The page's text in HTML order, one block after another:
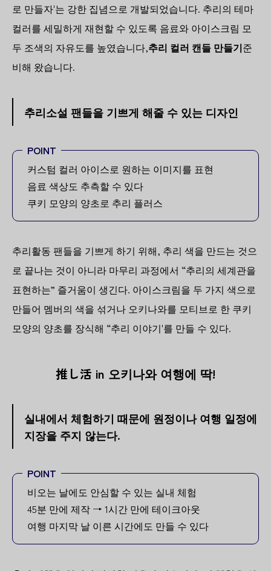
로 만들자'는 강한 집념으로 개발되었습니다. 추리의 테마
컬러를 세밀하게 재현할 수 있도록 음료와 아이스크림 모
두 조색의 자유도를 높였습니다,추리 컬러 캔들 만들기준
비해 왔습니다.
추리소설 팬들을 기쁘게 해줄 수 있는 디자인
POINT
커스텀 컬러 아이스로 원하는 이미지를 표현
음료 색상도 추측할 수 있다
쿠키 모양의 양초로 추리 플러스
추리활동 팬들을 기쁘게 하기 위해, 추리 색을 만드는 것으
로 끝나는 것이 아니라 마무리 과정에서 “추리의 세계관을
표현하는” 즐거움이 생긴다. 아이스크림을 두 가지 색으로
만들어 멤버의 색을 섞거나 오키나와를 모티브로 한 쿠키
모양의 양초를 장식해 “추리 이야기'를 만들 수 있다.
推し活 in 오키나와 여행에 딱!
실내에서 체험하기 때문에 원정이나 여행 일정에
지장을 주지 않는다.
POINT
비오는 날에도 안심할 수 있는 실내 체험
45분 만에 제작 → 1시간 만에 테이크아웃
여행 마지막 날 이른 시간에도 만들 수 있다